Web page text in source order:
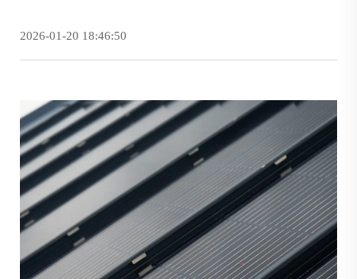
2026-01-20 18:46:50